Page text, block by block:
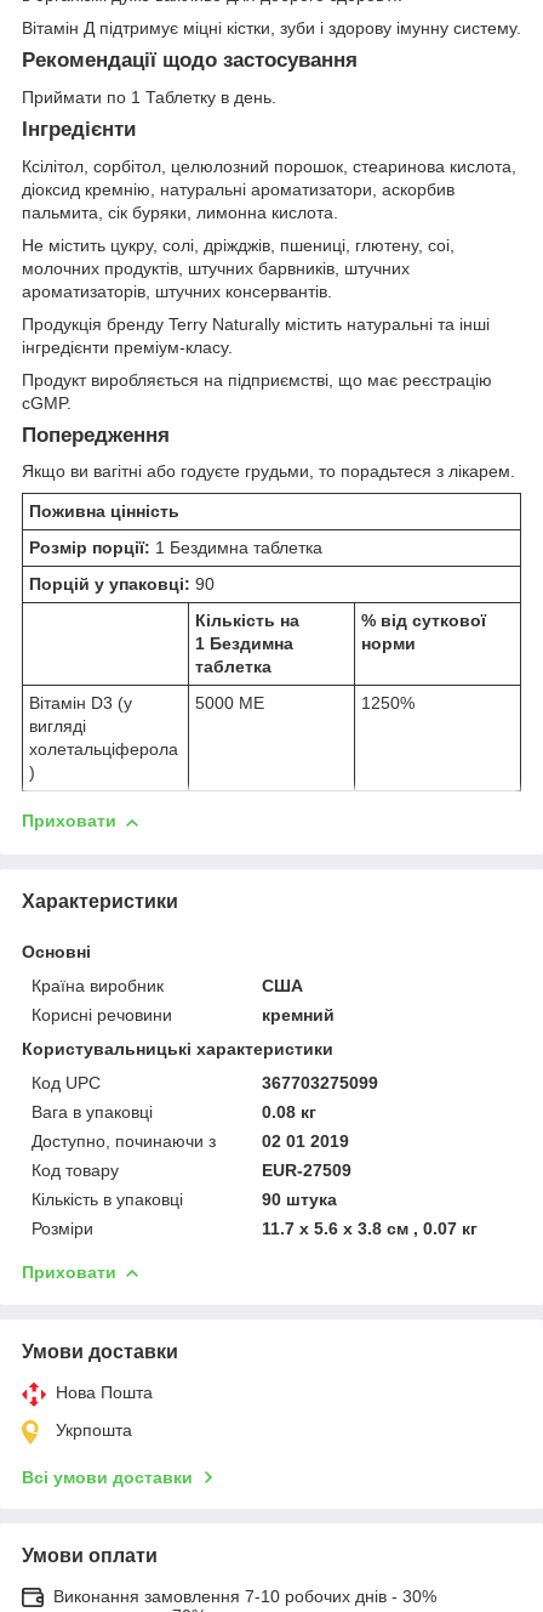
Вітамін Д підтримує міцні кістки, зуби і здорову імунну систему.
Рекомендації щодо застосування
Приймати по 1 Таблетку в день.
Інгредієнти
Ксілітол, сорбітол, целюлозний порошок, стеаринова кислота,
діоксид кремнію, натуральні ароматизатори, аскорбив
пальмита, сік буряки, лимонна кислота.
Не містить цукру, солі, дріжджів, пшениці, глютену, соі,
молочних продуктів, штучних барвників, штучних
ароматизаторів, штучних консервантів.
Продукція бренду Terry Naturally містить натуральні та інші
інгредієнти преміум-класу.
Продукт виробляється на підприємстві, що має реєстрацію
cGMP.
Попередження
Якщо ви вагітні або годуєте грудьми, то порадьтеся з лікарем.
Поживна цінність
Розмір порції: 1 Бездимна таблетка
Порцій у упаковці: 90
Кількість на
1 Бездимна
таблетка
% від суткової
норми
Вітамін D3 (у
вигляді
холетальціферола
)
5000 МЕ 1250%
Приховати
Характеристики
Основні
Країна виробник
США
Корисні речовини
кремний
Користувальницькі характеристики
Код UPC
367703275099
Вага в упаковці
0.08 кг
Доступно, починаючи з
02 01 2019
Код товару
EUR-27509
Кількість в упаковці
90 штука
Розміри
11.7 x 5.6 x 3.8 см , 0.07 кг
Приховати
Умови доставки
Нова Пошта
Укрпошта
Всі умови доставки
Умови оплати
Виконання замовлення 7-10 робочих днів - 30%